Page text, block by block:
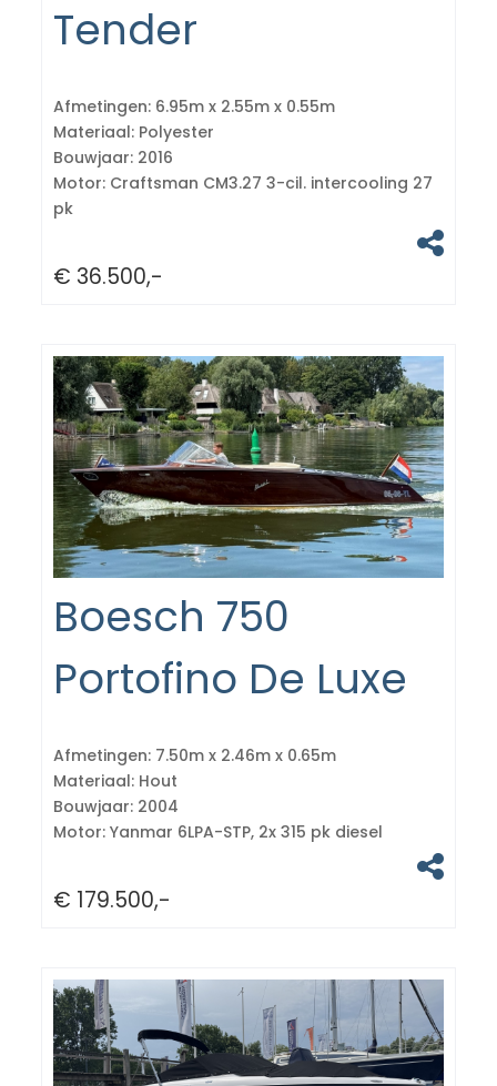
Tender
Afmetingen: 6.95m x 2.55m x 0.55m
Materiaal: Polyester
Bouwjaar: 2016
Motor: Craftsman CM3.27 3-cil. intercooling 27
pk
€ 36.500,-
Boesch 750
Portofino De Luxe
Afmetingen: 7.50m x 2.46m x 0.65m
Materiaal: Hout
Bouwjaar: 2004
Motor: Yanmar 6LPA-STP, 2x 315 pk diesel
€ 179.500,-